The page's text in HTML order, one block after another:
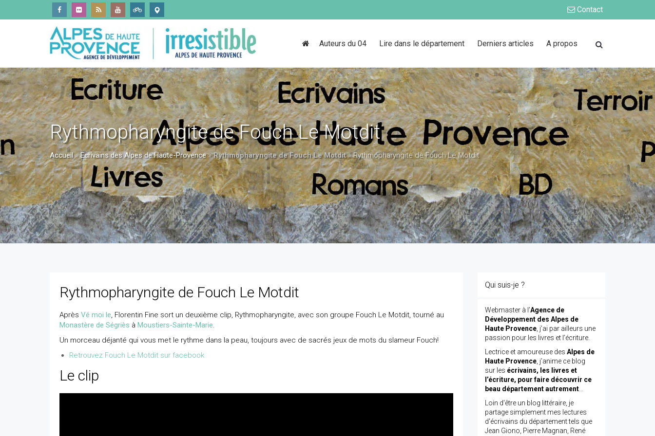
Contact
Auteurs du 04 Lire dans le département Derniers articles A propos
Rythmopharyngite de Fouch Le Motdit
Accueil»Ecrivains des Alpes de Haute-Provence»Rythmopharyngite de Fouch Le Motdit»Rythmopharyngite de Fouch Le Motdit
Rythmopharyngite de Fouch Le Motdit
Après Vé moi le, Florentin Fine sort un deuxième clip, Rythmopharyngite, avec son groupe Fouch Le Motdit, tourné au
Monastère de Ségriès à Moustiers-Sainte-Marie.
Un morceau déjanté qui vous met le rythme dans la peau, toujours avec de sacrés jeux de mots du slameur Fouch!
Retrouvez Fouch Le Motdit sur facebook
Le clip
Qui suis-je ?
Webmaster à l’Agence de
Développement des Alpes de
Haute Provence, j’ai par ailleurs une
passion pour les livres et l’écriture.
Lectrice et amoureuse des Alpes de
Haute Provence, j’anime ce blog
sur les écrivains, les livres et
l’écriture, pour faire découvrir ce
beau département autrement…
Loin d'être un blog littéraire, je
partage simplement mes lectures
d'écrivains du département tels que
Jean Giono, Pierre Magnan, René